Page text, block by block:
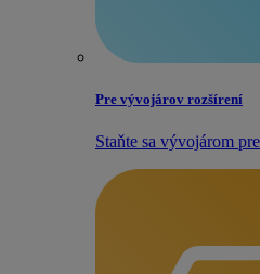
Pre vývojárov rozšírení
Staňte sa vývojárom